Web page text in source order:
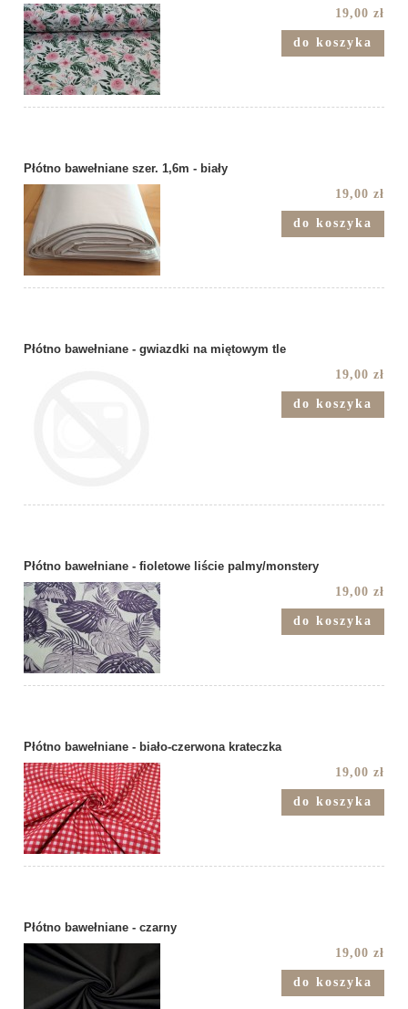
19,00 zł
do koszyka
Płótno bawełniane szer. 1,6m - biały
19,00 zł
do koszyka
Płótno bawełniane - gwiazdki na miętowym tle
19,00 zł
do koszyka
Płótno bawełniane - fioletowe liście palmy/monstery
19,00 zł
do koszyka
Płótno bawełniane - biało-czerwona krateczka
19,00 zł
do koszyka
Płótno bawełniane - czarny
19,00 zł
do koszyka